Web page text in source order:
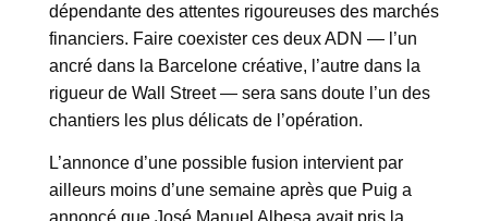
dépendante des attentes rigoureuses des marchés
financiers. Faire coexister ces deux ADN — l’un
ancré dans la Barcelone créative, l’autre dans la
rigueur de Wall Street — sera sans doute l’un des
chantiers les plus délicats de l’opération.
L’annonce d’une possible fusion intervient par
ailleurs moins d’une semaine après que Puig a
annoncé que José Manuel Albesa avait pris la